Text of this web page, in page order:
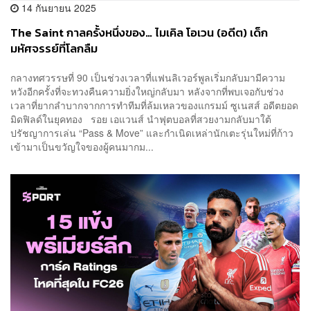
14 กันยายน 2025
The Saint กาลครั้งหนึ่งของ… ไมเคิล โอเวน (อดีต) เด็ก
มหัศจรรย์ที่โลกลืม
กลางทศวรรษที่ 90 เป็นช่วงเวลาที่แฟนลิเวอร์พูลเริ่มกลับมามีความ
หวังอีกครั้งที่จะทวงคืนความยิ่งใหญ่กลับมา หลังจากที่พบเจอกับช่วง
เวลาที่ยากลำบากจากการทำทีมที่ล้มเหลวของแกรมม์ ซูเนสส์ อดีตยอด
มิดฟิลด์ในยุคทอง รอย เอแวนส์ นำฟุตบอลที่สวยงามกลับมาใต้
ปรัชญาการเล่น “Pass & Move” และกำเนิดเหล่านักเตะรุ่นใหม่ที่ก้าว
เข้ามาเป็นขวัญใจของผู้คนมากม...